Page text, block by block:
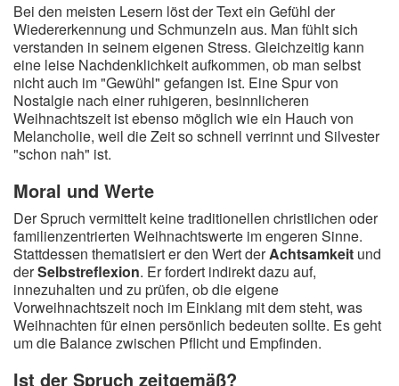
Bei den meisten Lesern löst der Text ein Gefühl der
Wiedererkennung und Schmunzeln aus. Man fühlt sich
verstanden in seinem eigenen Stress. Gleichzeitig kann
eine leise Nachdenklichkeit aufkommen, ob man selbst
nicht auch im "Gewühl" gefangen ist. Eine Spur von
Nostalgie nach einer ruhigeren, besinnlicheren
Weihnachtszeit ist ebenso möglich wie ein Hauch von
Melancholie, weil die Zeit so schnell verrinnt und Silvester
"schon nah" ist.
Moral und Werte
Der Spruch vermittelt keine traditionellen christlichen oder
familienzentrierten Weihnachtswerte im engeren Sinne.
Stattdessen thematisiert er den Wert derAchtsamkeit und
derSelbstreflexion. Er fordert indirekt dazu auf,
innezuhalten und zu prüfen, ob die eigene
Vorweihnachtszeit noch im Einklang mit dem steht, was
Weihnachten für einen persönlich bedeuten sollte. Es geht
um die Balance zwischen Pflicht und Empfinden.
Ist der Spruch zeitgemäß?